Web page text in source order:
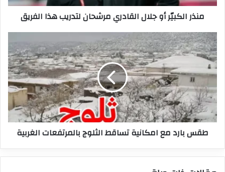
الفريق
منذر الكبيّر أو جلال القادري مرشحان لتدريب هذا الفريق
طقس
بارد
مع
امكانية
تساقط
الثلوج
بالمرتفعات
الغربية
طقس بارد مع امكانية تساقط الثلوج بالمرتفعات الغربية